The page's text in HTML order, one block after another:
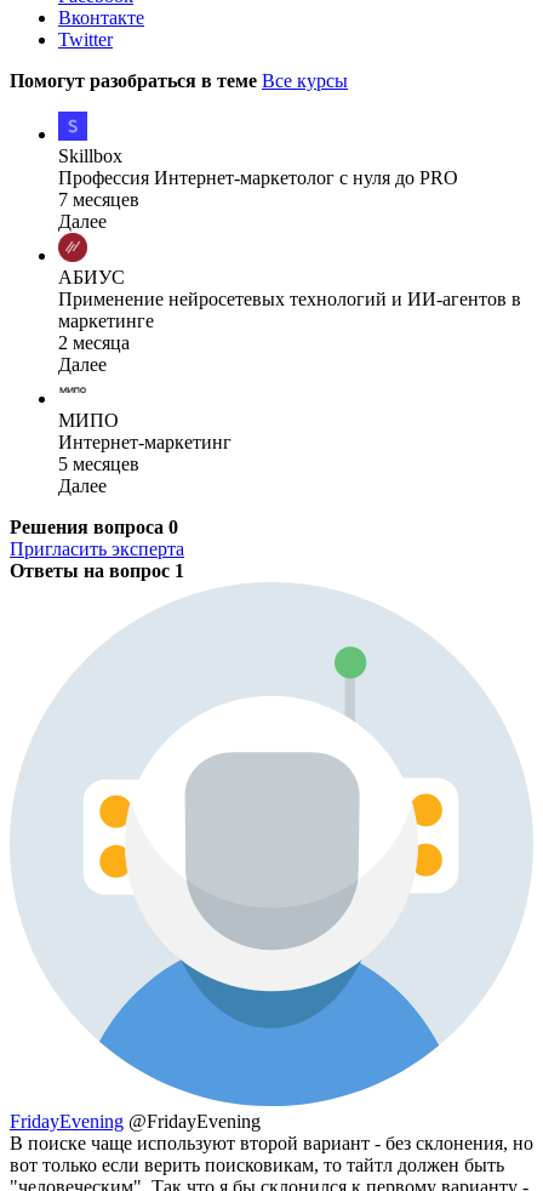
Вконтакте
Twitter
Помогут разобраться в теме Все курсы
Skillbox
Профессия Интернет-маркетолог с нуля до PRO
7 месяцев
Далее
АБИУС
Применение нейросетевых технологий и ИИ-агентов в
маркетинге
2 месяца
Далее
МИПО
Интернет-маркетинг
5 месяцев
Далее
Решения вопроса 0
Пригласить эксперта
Ответы на вопрос 1
FridayEvening @FridayEvening
В поиске чаще используют второй вариант - без склонения, но
вот только если верить поисковикам, то тайтл должен быть
"человеческим". Так что я бы склонился к первому варианту -